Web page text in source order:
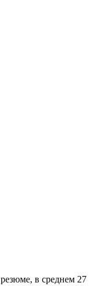
резюме, в среднем 27